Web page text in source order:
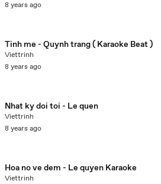
8 years ago
Tinh me - Quynh trang ( Karaoke Beat )
Viettrinh
8 years ago
Nhat ky doi toi - Le quen
Viettrinh
8 years ago
Hoa no ve dem - Le quyen Karaoke
Viettrinh